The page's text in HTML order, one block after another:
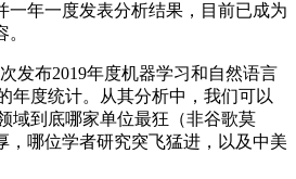
一年一度发表分析结果，目前已成为
布2019年度机器学习和自然语言
年度统计。从其分析中，我们可以
域到底哪家单位最狂（非谷歌莫
，哪位学者研究突飞猛进，以及中美